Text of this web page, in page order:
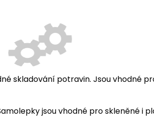
skladování potravin. Jsou vhodné
jsou vhodné pro skleněné i